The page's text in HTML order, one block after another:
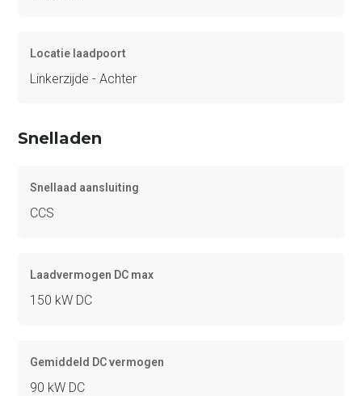
Locatie laadpoort
Linkerzijde - Achter
Snelladen
Snellaad aansluiting
CCS
Laadvermogen DC max
150 kW DC
Gemiddeld DC vermogen
90 kW DC